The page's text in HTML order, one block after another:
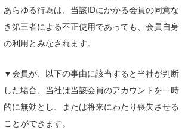
あらゆる行為は、当該IDにかかる会員の同意な
き第三者による不正使用であっても、会員自身
の利用とみなされます。
▼会員が、以下の事由に該当すると当社が判断
した場合、当社は当該会員のアカウントを一時
的に無効とし、または将来にわたり喪失させる
ことができます。